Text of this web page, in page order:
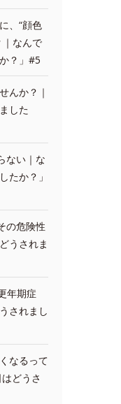
、“顔色
｜なんで
？」#5
んか？｜
した
ない｜な
たか？」
の危険性
うされま
年期症
されまし
なるって
どうさ